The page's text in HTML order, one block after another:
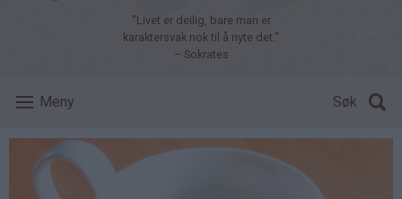
"Livet er deilig, bare man er
karaktersvak nok til å nyte det."
– Sokrates
Meny Søk